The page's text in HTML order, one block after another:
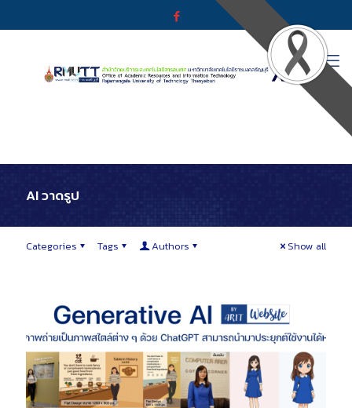
AI วาดรูป
Categories Tags Authors Show all